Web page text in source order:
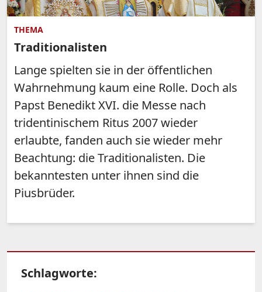
THEMA
Traditionalisten
Lange spielten sie in der öffentlichen
Wahrnehmung kaum eine Rolle. Doch als
Papst Benedikt XVI. die Messe nach
tridentinischem Ritus 2007 wieder
erlaubte, fanden auch sie wieder mehr
Beachtung: die Traditionalisten. Die
bekanntesten unter ihnen sind die
Piusbrüder.
Schlagworte: